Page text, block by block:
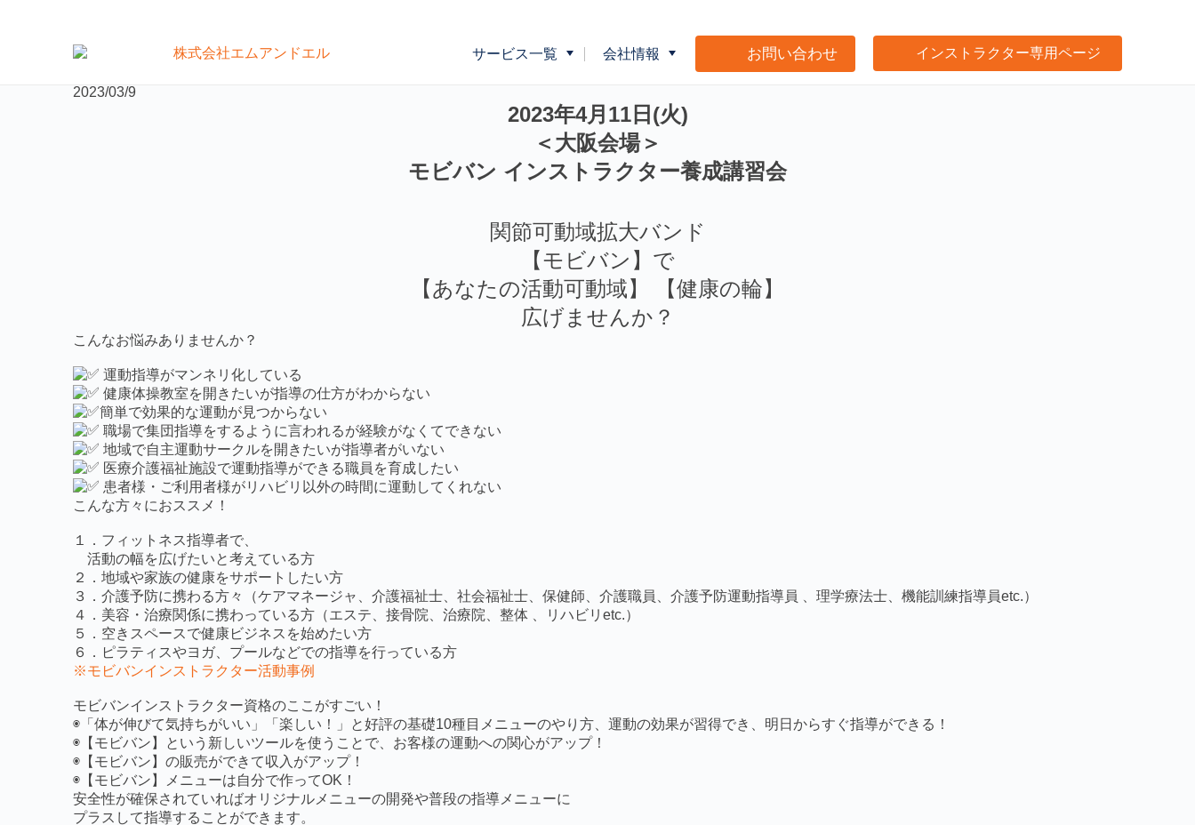
サービス一覧
企業向け健康指導
広告・販促物制作サポート Ｍ＆Ｌショップ
会社情報 お問い合わせ インストラクター専用ページ
2023/03/9
2023年4月11日(火)
＜大阪会場＞
モビバン インストラクター養成講習会
関節可動域拡大バンド
【モビバン】で
【あなたの活動可動域】 【健康の輪】
広げませんか？
こんなお悩みありませんか？
運動指導がマンネリ化している
健康体操教室を開きたいが指導の仕方がわからない
簡単で効果的な運動が見つからない
職場で集団指導をするように言われるが経験がなくてできない
地域で自主運動サークルを開きたいが指導者がいない
医療介護福祉施設で運動指導ができる職員を育成したい
患者様・ご利用者様がリハビリ以外の時間に運動してくれない
こんな方々におススメ！
１．フィットネス指導者で、
活動の幅を広げたいと考えている方
２．地域や家族の健康をサポートしたい方
３．介護予防に携わる方々
（ケアマネージャ、介護福祉士、社会福祉士、 保健師、介護職員、介護予防運動指導員 、 理学療法士、機能訓練指導員etc.）
４．美容・治療関係に携わっている方 （エステ、接骨院、治療院、整体 、リハビリetc.）
５．空きスペースで健康ビジネスを始めたい方
６．ピラティスやヨガ、プールなどでの指導を行っている方
※モビバンインストラクター活動事例
モビバンインストラクター資格のここがすごい！
◉「体が伸びて気持ちがいい」「楽しい！」と好評の基礎10種目メニューのやり方、 運動の効果が習得でき、 明日からすぐ指導ができる！
◉【モビバン】という新しいツールを使うことで、 お客様の運動への関心がアップ！
◉【モビバン】の販売ができて収入がアップ！
◉【モビバン】メニューは自分で作ってOK！
安全性が確保されていればオリジナルメニューの開発や普段の指導メニューに
プラスして指導することができます。